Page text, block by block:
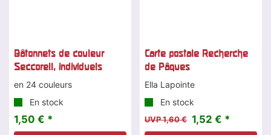
Bâtonnets de couleur
Seccorell, individuels
en 24 couleurs
En stock
1,50 € *
Carte postale Recherche
de Pâques
Ella Lapointe
En stock
UVP 1,60 € 1,52 € *